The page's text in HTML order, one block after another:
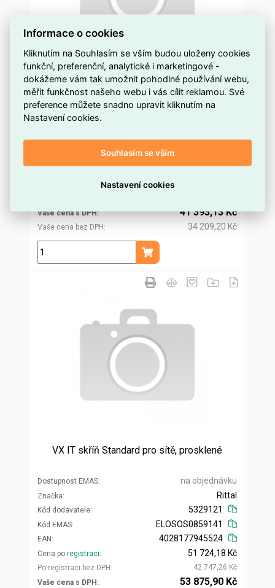
VX IT skříň Standard pro sítě, prosklené
Dostupnost EMAS na objednávku
Kód dodavatele
5309190
ELOSOS0859110
4028177945135
Vaše cena s DPH
Vaše cena bez DPH
41 393,13 Kč
34 209,20 Kč
ks
Přidat do košíku
VX IT skříň Standard pro sítě, prosklené
Dostupnost EMAS na objednávku
Značka
Kód dodavatele
Rittal
5329121
Kód EMAS
EAN
ELOSOS0859141
4028177945524
Cena po registraci
Po registraci bez DPH
51 724,18 Kč
42 747,26 Kč
Vaše cena s DPH
53 875,90 Kč
Informace o cookies
Kliknutím na Souhlasím se vším budou uloženy cookies
funkční, preferenční, analytické i marketingové -
dokážeme vám tak umožnit pohodlné používání webu,
měřit funkčnost našeho webu i vás cílit reklamou. Své
preference můžete snadno upravit kliknutím na
Nastavení cookies.
Souhlasím se vším
Nastavení cookies